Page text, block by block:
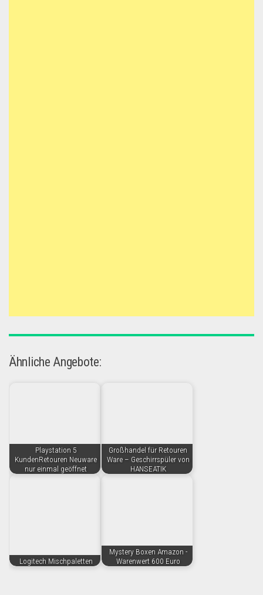
Ähnliche Angebote:
Playstation 5
KundenRetouren Neuware
nur einmal geöffnet
Großhandel für Retouren
Ware – Geschirrspüler von
HANSEATIK
Logitech Mischpaletten
Mystery Boxen Amazon -
Warenwert 600 Euro